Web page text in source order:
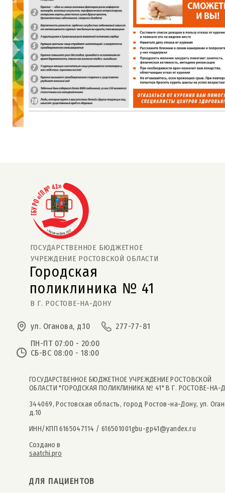
В Г. РОСТОВЕ-НА-ДОНУ
ГОСУДАРСТВЕННОЕ БЮДЖЕТНОЕ
поликлиника № 41
УЧРЕЖДЕНИЕ РОСТОВСКОЙ ОБЛАСТИ
Городская
ул. Оганова, д.10
277-77-81
ПН-ПТ 07:00 - 20:00
СБ-ВС 08:00 - 18:00
ГОСУДАРСТВЕННОЕ БЮДЖЕТНОЕ УЧРЕЖДЕНИЕ РОСТОВСКОЙ
ОБЛАСТИ "ГОРОДСКАЯ ПОЛИКЛИНИКА № 41" В Г. РОСТОВЕ-НА-
344069, Ростовская область, город Ростов-на-Дону, ул.
д.10
ИНН/КПП 6165047114 / 616501001gbu-gp41@yandex.ru
Создано в
saatchi.pro
ДЛЯ ПАЦИЕНТОВ